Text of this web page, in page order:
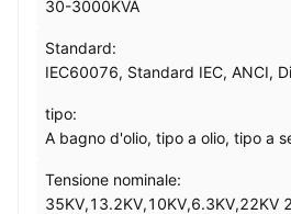
30-3000KVA
Standard:
IEC60076, Standard IEC, ANCI,
tipo:
A bagno d'olio, tipo a olio, tipo a
Tensione nominale:
35KV,13.2KV,10KV,6.3KV,22KV